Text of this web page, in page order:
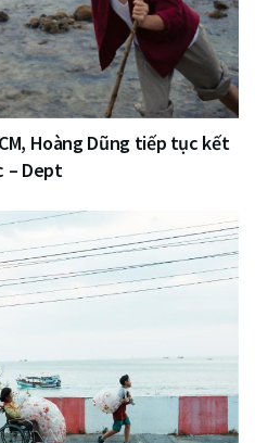
Hoàng Dũng tiếp tục kết
– Dept